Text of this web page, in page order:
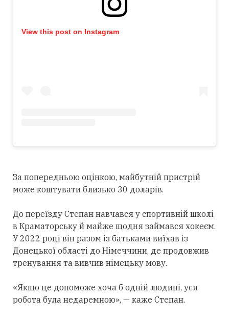
View this post on Instagram
За попередньою оцінкою, майбутній пристрій
може коштувати близько 30 доларів.
До переїзду Степан навчався у спортивній школі
в Краматорську й майже щодня займався хокеєм.
У 2022 році він разом із батьками виїхав із
Донецької області до Німеччини, де продовжив
тренування та вивчив німецьку мову.
«Якщо це допоможе хоча б одній людині, уся
робота була недаремною», — каже Степан.